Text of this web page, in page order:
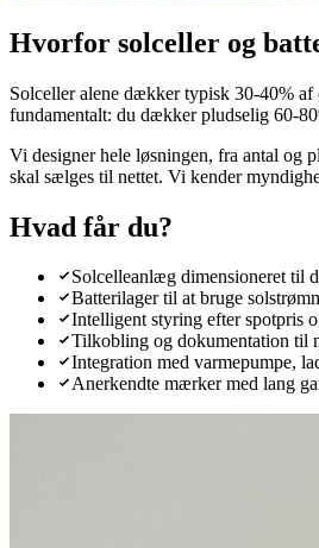
Hvorfor solceller og
Solceller alene dækker typisk 30-40%
fundamentalt: du dækker pludselig 60-
Vi designer hele løsningen, fra antal og
skal sælges til nettet. Vi kender
Hvad får du?
Solcelleanlæg dimensioneret til
Batterilager til at bruge
Intelligent styring efter spotpris
Tilkobling og dokumentation til
Integration med varmepumpe,
Anerkendte mærker med lang